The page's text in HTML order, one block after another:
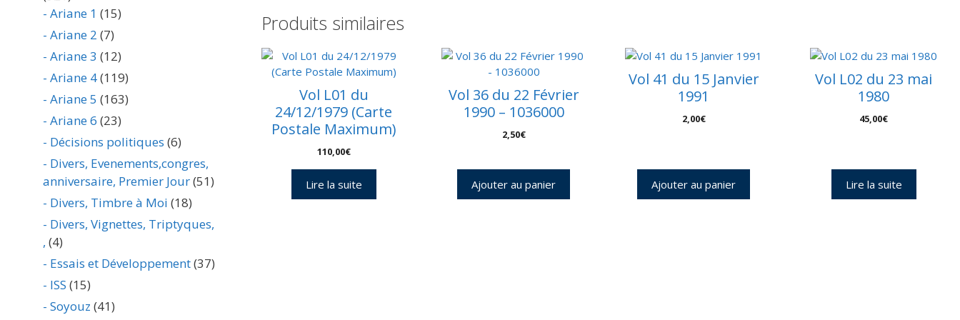
Enveloppes
–
C
Produits similaires
Vol L01 du
24/12/1979 (Carte
Postale Maximum)
110,00€
Lire la suite
Vol 36 du 22 Février
1990 – 1036000
2,50€
Ajouter au panier
Vol 41 du 15 Janvier
1991
2,00€
Ajouter au panier
Vol L02 du 23 mai
1980
45,00€
Lire la suite
- Ariane 1 (15)
- Ariane 2 (7)
- Ariane 3 (12)
- Ariane 4(119)
- Ariane 5 (163)
- Ariane 6 (23)
- Décisions politiques (6)
- Divers, Evenements,congres,
anniversaire, Premier Jour(51)
- Divers, Timbre à Moi (18)
- Divers, Vignettes, Triptyques,
, (4)
- Essais et Développement(37)
- ISS (15)
- Soyouz (41)